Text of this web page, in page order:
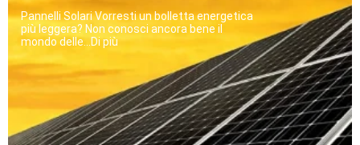
Pannelli Solari Vorresti un bolletta energetica
più leggera? Non conosci ancora bene il
mondo delle...Di più